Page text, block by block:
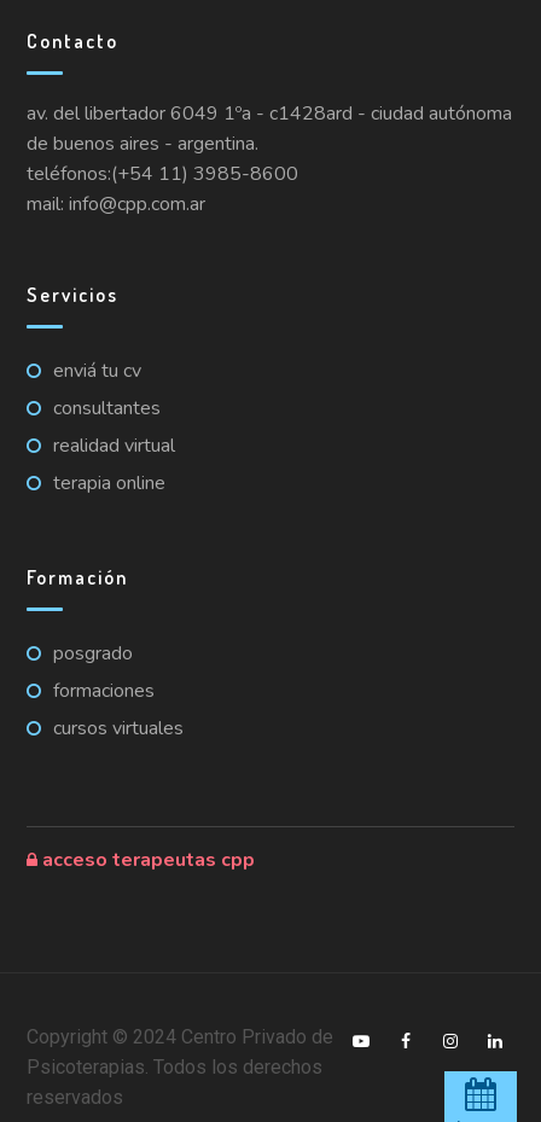
Contacto
av. del libertador 6049 1ºa - c1428ard - ciudad autónoma
de buenos aires - argentina.
teléfonos:(+54 11) 3985-8600
mail: info@cpp.com.ar
Servicios
enviá tu cv
consultantes
realidad virtual
terapia online
Formación
posgrado
formaciones
cursos virtuales
acceso terapeutas cpp
Copyright © 2024 Centro Privado de
Psicoterapias. Todos los derechos
reservados